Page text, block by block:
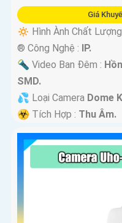
Giá
🔅 Hình Ành Chất
®️ Công Nghệ : IP.
🔦 Video Ban Đêm :
SMD.
💦 Loại Camera Dome
️☣️ Tích Hợp : Thu Âm.